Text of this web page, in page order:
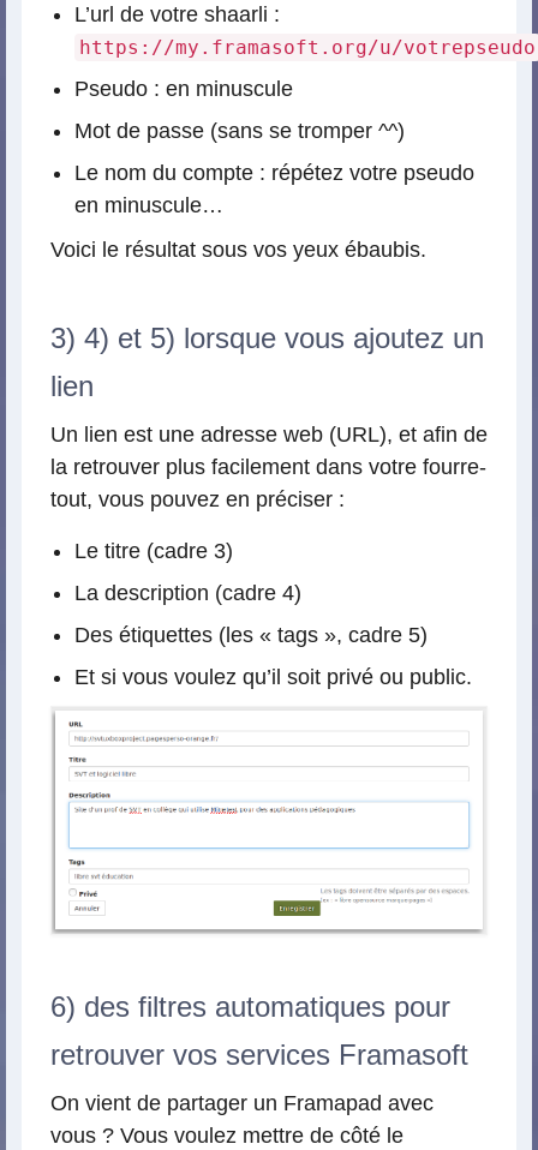
L’url de votre shaarli :
https://my.framasoft.org/u/votrepseudo
Pseudo : en minuscule
Mot de passe (sans se tromper ^^)
Le nom du compte : répétez votre pseudo
en minuscule…
Voici le résultat sous vos yeux ébaubis.
3) 4) et 5) lorsque vous ajoutez un
lien
Un lien est une adresse web (URL), et afin de
la retrouver plus facilement dans votre fourre-
tout, vous pouvez en préciser :
Le titre (cadre 3)
La description (cadre 4)
Des étiquettes (les « tags », cadre 5)
Et si vous voulez qu’il soit privé ou public.
6) des filtres automatiques pour
retrouver vos services Framasoft
On vient de partager un Framapad avec
vous ? Vous voulez mettre de côté le